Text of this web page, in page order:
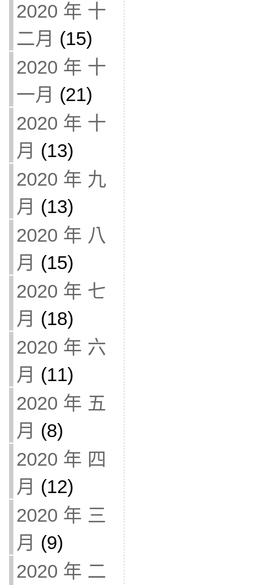
2020 年 十
二月 (15)
2020 年 十
一月 (21)
2020 年 十
月 (13)
2020 年 九
月 (13)
2020 年 八
月 (15)
2020 年 七
月 (18)
2020 年 六
月 (11)
2020 年 五
月 (8)
2020 年 四
月 (12)
2020 年 三
月 (9)
2020 年 二